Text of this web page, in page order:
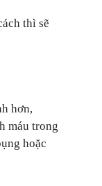
thì sẽ
hơn,
máu trong
hoặc